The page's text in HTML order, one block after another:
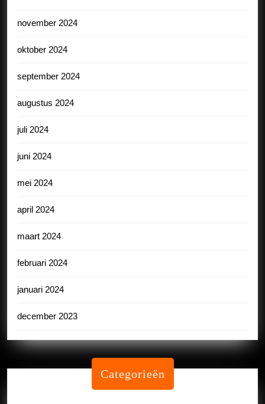
november 2024
oktober 2024
september 2024
augustus 2024
juli 2024
juni 2024
mei 2024
april 2024
maart 2024
februari 2024
januari 2024
december 2023
Categorieën